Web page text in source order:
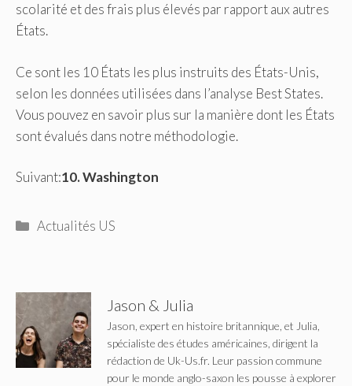
scolarité et des frais plus élevés par rapport aux autres
États.
Ce sont les 10 États les plus instruits des États-Unis,
selon les données utilisées dans l’analyse Best States.
Vous pouvez en savoir plus sur la manière dont les États
sont évalués dans notre méthodologie.
Suivant:10. Washington
Catégories
Actualités US
Jason & Julia
Jason, expert en histoire britannique, et Julia,
spécialiste des études américaines, dirigent la
rédaction de Uk-Us.fr. Leur passion commune
pour le monde anglo-saxon les pousse à explorer